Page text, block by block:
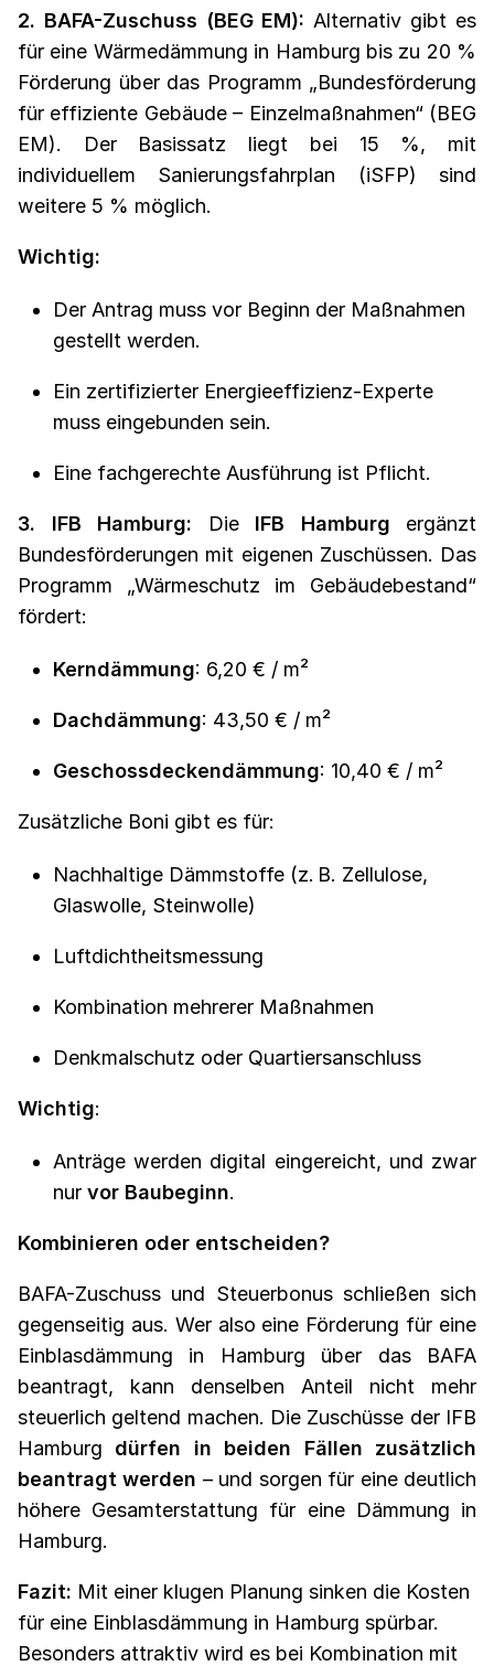
2. BAFA-Zuschuss (BEG EM): Alternativ gibt es
für eine Wärmedämmung in Hamburg bis zu 20 %
Förderung über das Programm „Bundesförderung
für effiziente Gebäude – Einzelmaßnahmen“ (BEG
EM). Der Basissatz liegt bei 15 %, mit
individuellem Sanierungsfahrplan (iSFP) sind
weitere 5 % möglich.
Wichtig:
Der Antrag muss vor Beginn der Maßnahmen
gestellt werden.
Ein zertifizierter Energieeffizienz-Experte
muss eingebunden sein.
Eine fachgerechte Ausführung ist Pflicht.
3. IFB Hamburg: Die IFB Hamburg ergänzt
Bundesförderungen mit eigenen Zuschüssen. Das
Programm „Wärmeschutz im Gebäudebestand“
fördert:
Kerndämmung: 6,20 € / m²
Dachdämmung: 43,50 € / m²
Geschossdeckendämmung: 10,40 € / m²
Zusätzliche Boni gibt es für:
Nachhaltige Dämmstoffe (z. B. Zellulose,
Glaswolle, Steinwolle)
Luftdichtheitsmessung
Kombination mehrerer Maßnahmen
Denkmalschutz oder Quartiersanschluss
Wichtig:
Anträge werden digital eingereicht, und zwar
nur vor Baubeginn.
Kombinieren oder entscheiden?
BAFA-Zuschuss und Steuerbonus schließen sich
gegenseitig aus. Wer also eine Förderung für eine
Einblasdämmung in Hamburg über das BAFA
beantragt, kann denselben Anteil nicht mehr
steuerlich geltend machen. Die Zuschüsse der IFB
Hamburg dürfen in beiden Fällen zusätzlich
beantragt werden – und sorgen für eine deutlich
höhere Gesamterstattung für eine Dämmung in
Hamburg.
Fazit: Mit einer klugen Planung sinken die Kosten
für eine Einblasdämmung in Hamburg spürbar.
Besonders attraktiv wird es bei Kombination mit